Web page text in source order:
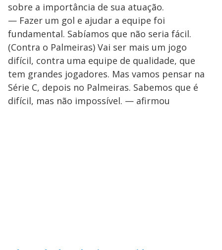
sobre a importância de sua atuação.
— Fazer um gol e ajudar a equipe foi
fundamental. Sabíamos que não seria fácil.
(Contra o Palmeiras) Vai ser mais um jogo
difícil, contra uma equipe de qualidade, que
tem grandes jogadores. Mas vamos pensar na
Série C, depois no Palmeiras. Sabemos que é
difícil, mas não impossível. — afirmou